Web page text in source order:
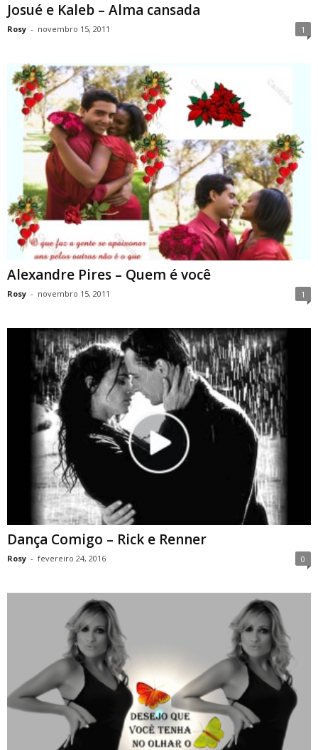
Josué e Kaleb – Alma cansada
Rosy - novembro 15, 2011 1
Alexandre Pires – Quem é você
Rosy - novembro 15, 2011 1
Dança Comigo – Rick e Renner
Rosy - fevereiro 24, 2016 0